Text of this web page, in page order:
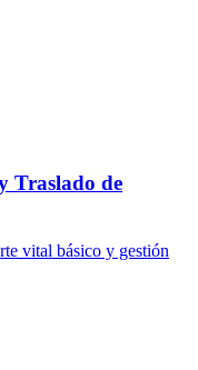
Traslado de
vital básico y gestión